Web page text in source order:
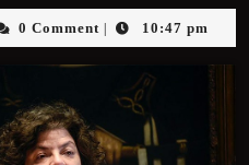
0 Comment 10:47 pm